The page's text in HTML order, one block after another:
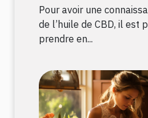
Pour avoir une
de l’huile de CBD, il est
prendre en...